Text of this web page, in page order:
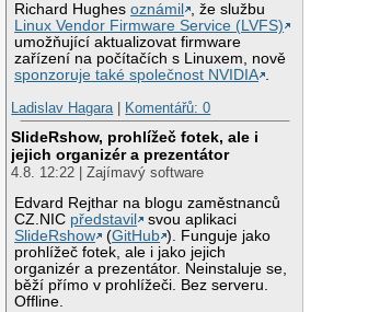
Richard Hughesoznámil
, že službu
Linux Vendor Firmware Service (LVFS)
umožňující aktualizovat firmware
zařízení na počítačích s Linuxem, nově
sponzoruje také společnost NVIDIA .
Ladislav Hagara| Komentářů: 0
SlideRshow, prohlížeč fotek, ale i
jejich organizér a prezentátor
4.8. 12:22 | Zajímavý software
Edvard Rejthar na blogu zaměstnanců
CZ.NIC představil
svou aplikaci
SlideRshow
(GitHub ). Funguje jako
prohlížeč fotek, ale i jako jejich
organizér a prezentátor. Neinstaluje se,
běží přímo v prohlížeči. Bez serveru.
Offline.